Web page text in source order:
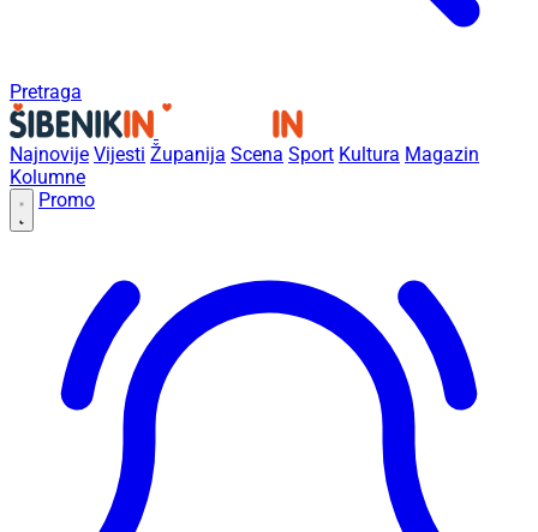
Pretraga
Najnovije Vijesti Županija Scena Sport Kultura Magazin
Kolumne
Promo